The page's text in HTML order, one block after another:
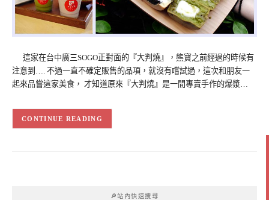
這家在台中廣三SOGO正對面的『大判燒』，熊寶之前經過的時候有
注意到…. 不過一直不確定販售的品項，就沒有嚐試過，這次和朋友一
起來品嘗這家美食， 才知道原來『大判燒』是一間專賣手作的爆漿…
CONTINUE READING
🔎站內快速搜尋